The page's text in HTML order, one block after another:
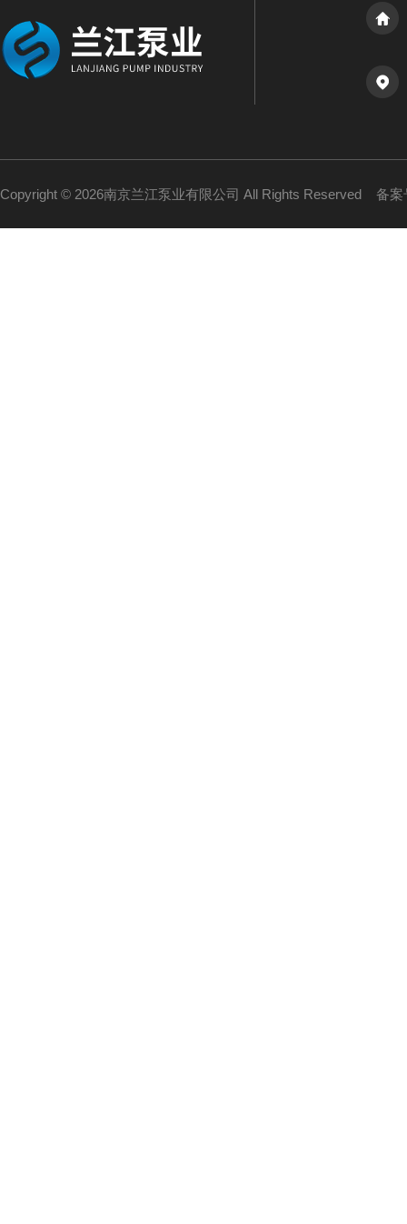
Copyright © 2026南京兰江泵业有限公司 All Rights Reserved 备案